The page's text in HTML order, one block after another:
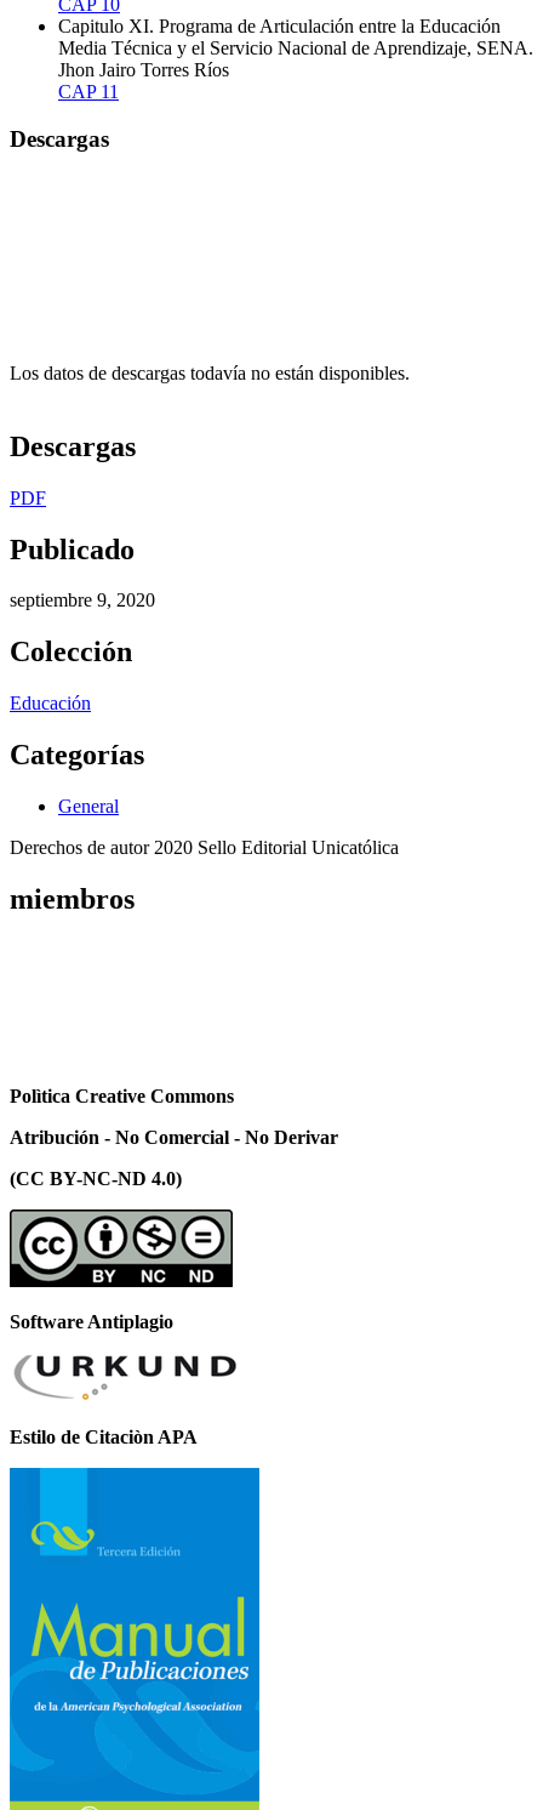
CAP 10
Capitulo XI. Programa de Articulación entre la Educación
Media Técnica y el Servicio Nacional de Aprendizaje, SENA.
Jhon Jairo Torres Ríos
CAP 11
Descargas
Los datos de descargas todavía no están disponibles.
Descargas
PDF
Publicado
septiembre 9, 2020
Colección
Educación
Categorías
General
Derechos de autor 2020 Sello Editorial Unicatólica
miembros
Polìtica Creative Commons
Atribución - No Comercial - No Derivar
(CC BY-NC-ND 4.0)
Software Antiplagio
Estilo de Citaciòn APA